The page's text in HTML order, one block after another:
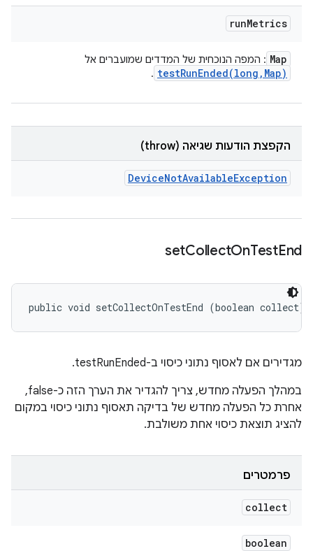
runMetrics
Map : המפה הנוכחית של המדדים שמועברים אל
testRunEnded(long , Map)
.
הקפצת הודעות שגיאה (throw)
DeviceNotAvailableException
setCollectOnTestEnd
public void setCollectOnTestEnd (boolean collect)
מגדירים אם לאסוף נתוני כיסוי ב-testRunEnded.
במהלך הפעלה מחדש, צריך להגדיר את הערך הזה כ-false,
אחרת כל הפעלה מחדש של בדיקה תאסוף נתוני כיסוי במקום
להציג תוצאת כיסוי אחת משולבת.
פרמטרים
collect
boolean